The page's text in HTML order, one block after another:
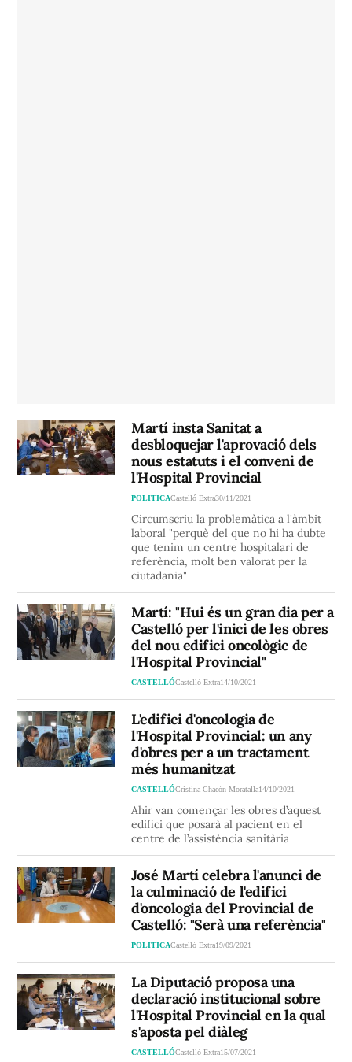
Martí insta Sanitat a
desbloquejar l'aprovació dels
nous estatuts i el conveni de
l'Hospital Provincial
POLITICACastelló Extra30/11/2021
Circumscriu la problemàtica a l'àmbit
laboral "perquè del que no hi ha dubte
que tenim un centre hospitalari de
referència, molt ben valorat per la
ciutadania"
Martí: "Hui és un gran dia per a
Castelló per l'inici de les obres
del nou edifici oncològic de
l'Hospital Provincial"
CASTELLÓCastelló Extra14/10/2021
L'edifici d'oncologia de
l'Hospital Provincial: un any
d'obres per a un tractament
més humanitzat
CASTELLÓCristina Chacón Moratalla14/10/2021
Ahir van començar les obres d’aquest
edifici que posarà al pacient en el
centre de l’assistència sanitària
José Martí celebra l'anunci de
la culminació de l'edifici
d'oncologia del Provincial de
Castelló: "Serà una referència"
POLITICACastelló Extra19/09/2021
La Diputació proposa una
declaració institucional sobre
l'Hospital Provincial en la qual
s'aposta pel diàleg
CASTELLÓCastelló Extra15/07/2021